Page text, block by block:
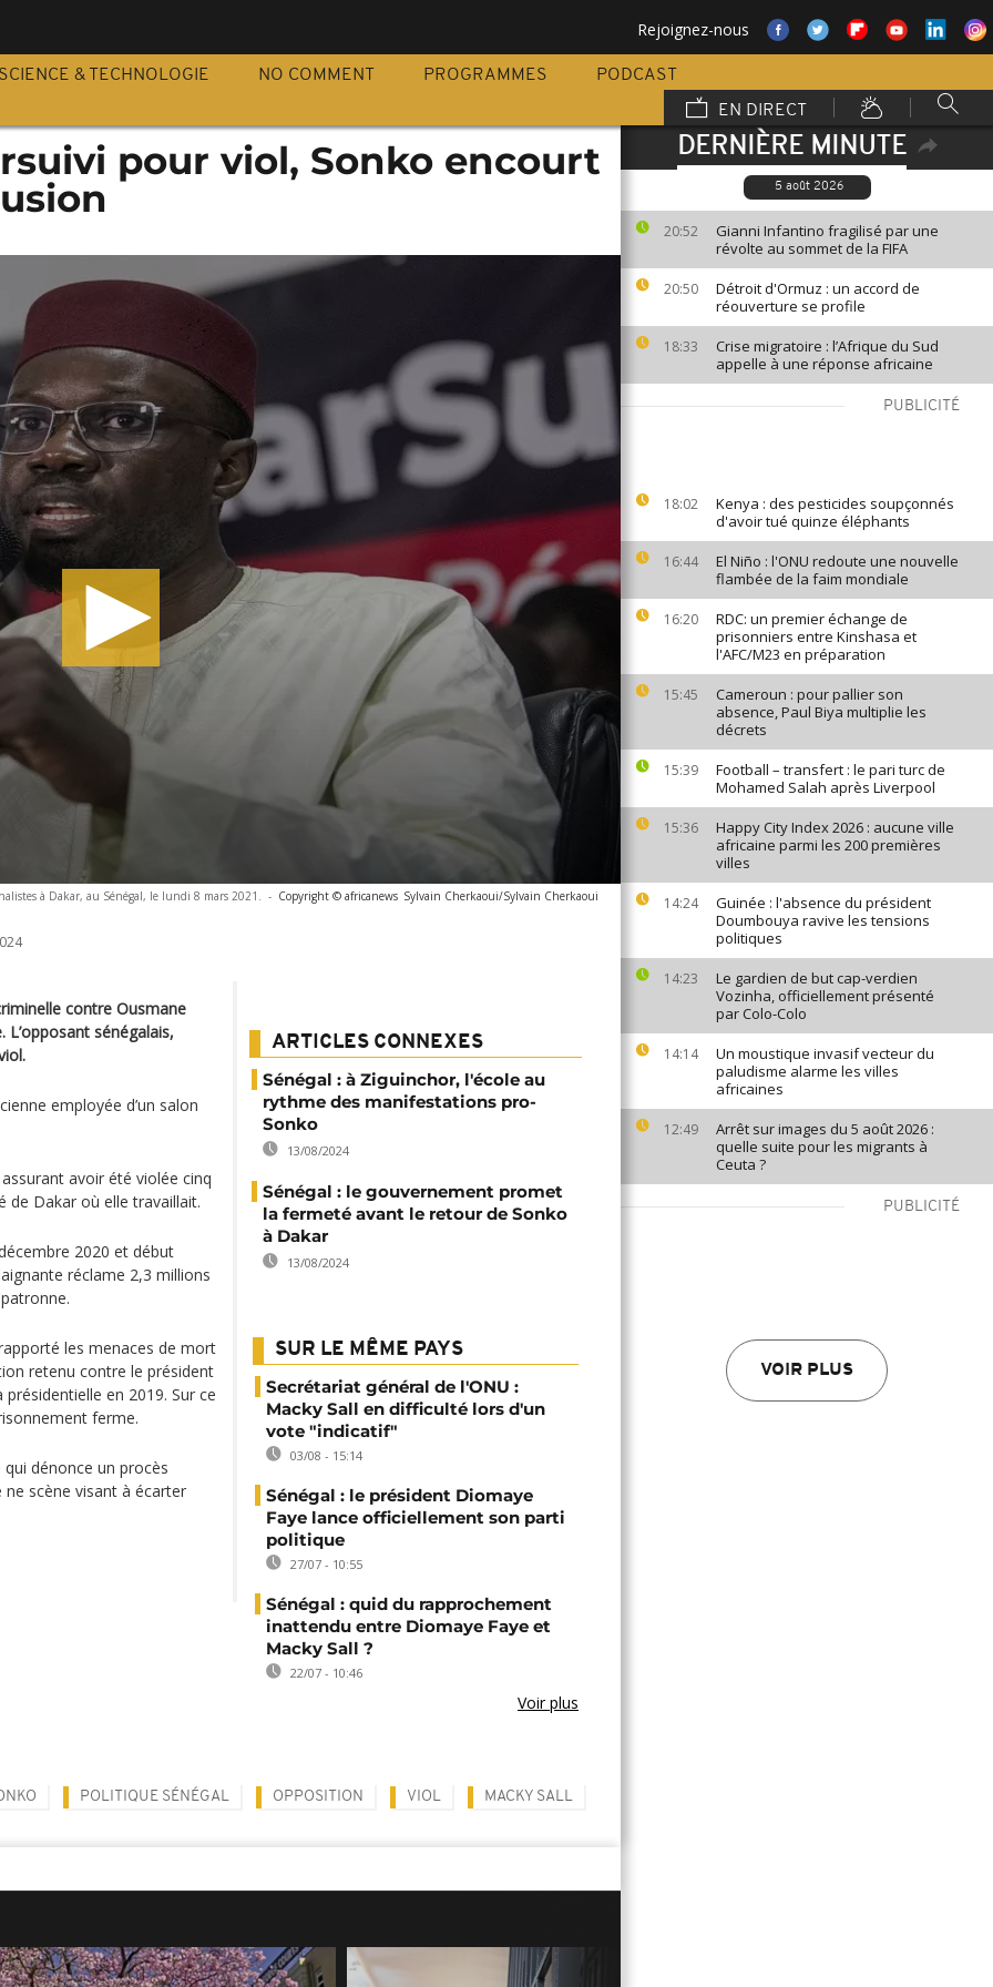
Rejoignez-nous
SCIENCE & TECHNOLOGIE NO COMMENT PROGRAMMES
PODCAST
EN DIRECT
DERNIÈRE MINUTE
5 août 2026
20:52
Gianni Infantino fragilisé par une
révolte au sommet de la FIFA
20:50
Détroit d'Ormuz : un accord de
réouverture se profile
18:33
Crise migratoire : l’Afrique du Sud
appelle à une réponse africaine
PUBLICITÉ
18:02
Kenya : des pesticides soupçonnés
d'avoir tué quinze éléphants
16:44
El Niño : l'ONU redoute une nouvelle
flambée de la faim mondiale
16:20
RDC: un premier échange de
prisonniers entre Kinshasa et
l'AFC/M23 en préparation
15:45
Cameroun : pour pallier son
absence, Paul Biya multiplie les
décrets
15:39
Football – transfert : le pari turc de
Mohamed Salah après Liverpool
15:36
Happy City Index 2026 : aucune ville
africaine parmi les 200 premières
villes
14:24
Guinée : l'absence du président
Doumbouya ravive les tensions
politiques
14:23
Le gardien de but cap-verdien
Vozinha, officiellement présenté
par Colo-Colo
14:14
Un moustique invasif vecteur du
paludisme alarme les villes
africaines
12:49
Arrêt sur images du 5 août 2026 :
quelle suite pour les migrants à
Ceuta ?
PUBLICITÉ
VOIR PLUS
pour viol, Sonko encourt
à Dakar, au Sénégal, le lundi 8 mars 2021. - Copyright © africanews Sylvain Cherkaoui/Sylvain Cherkaoui
contre Ousmane
sénégalais,
employée d’un salon
avoir été violée cinq
de Dakar où elle travaillait.
2020 et début
réclame 2,3 millions
les menaces de mort
retenu contre le président
en 2019. Sur ce
ferme.
qui dénonce un procès
ne scène visant à écarter
ARTICLES CONNEXES
Sénégal : à Ziguinchor, l'école au
rythme des manifestations pro-
Sonko
13/08/2024
Sénégal : le gouvernement promet
la fermeté avant le retour de Sonko
à Dakar
13/08/2024
SUR LE MÊME PAYS
Secrétariat général de l'ONU :
Macky Sall en difficulté lors d'un
vote "indicatif"
03/08 - 15:14
Sénégal : le président Diomaye
Faye lance officiellement son parti
politique
27/07 - 10:55
Sénégal : quid du rapprochement
inattendu entre Diomaye Faye et
Macky Sall ?
22/07 - 10:46
Voir plus
POLITIQUE SÉNÉGAL OPPOSITION VIOL MACKY SALL